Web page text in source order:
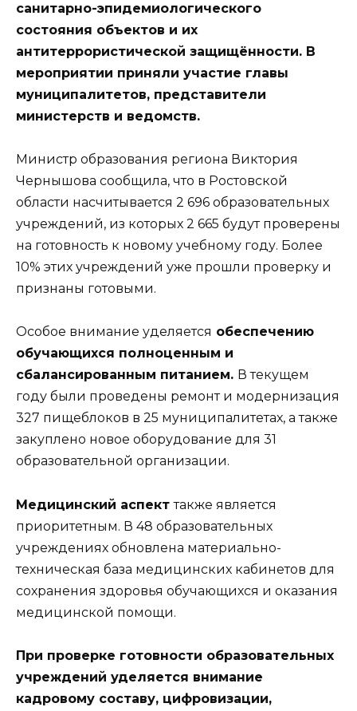
санитарно-эпидемиологического
состояния объектов и их
антитеррористической защищённости. В
мероприятии приняли участие главы
муниципалитетов, представители
министерств и ведомств.
Министр образования региона Виктория
Чернышова сообщила, что в Ростовской
области насчитывается 2 696 образовательных
учреждений, из которых 2 665 будут проверены
на готовность к новому учебному году. Более
10% этих учреждений уже прошли проверку и
признаны готовыми.
Особое внимание уделяется обеспечению
обучающихся полноценным и
сбалансированным питанием. В текущем
году были проведены ремонт и модернизация
327 пищеблоков в 25 муниципалитетах, а также
закуплено новое оборудование для 31
образовательной организации.
Медицинский аспекттакже является
приоритетным. В 48 образовательных
учреждениях обновлена материально-
техническая база медицинских кабинетов для
сохранения здоровья обучающихся и оказания
медицинской помощи.
При проверке готовности образовательных
учреждений уделяется внимание
кадровому составу, цифровизации,